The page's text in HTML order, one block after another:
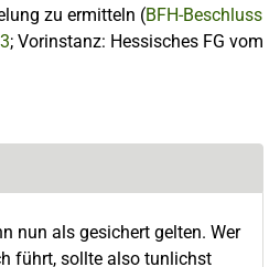
zu ermitteln (BFH-Beschluss
; Vorinstanz: Hessisches FG vom
nun als gesichert gelten. Wer
führt, sollte also tunlichst